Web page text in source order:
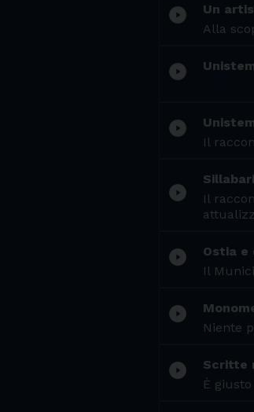
play_circle_filled
Un
Alla
play_circle_filled
play_circle_filled
Il
play_circle_filled
Il
play_circle_filled
Ostia e
Il
play_circle_filled
Niente
play_circle_filled
Scritte
È